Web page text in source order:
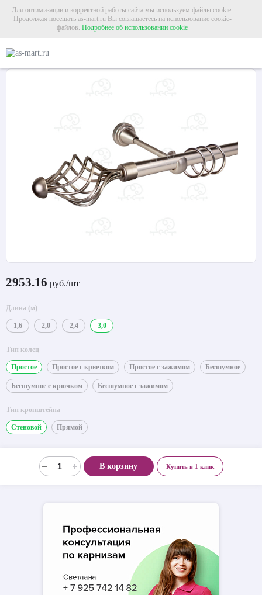
Для оптимизации и корректной работы сайта мы используем файлы cookie.
Продолжая посещать as-mart.ru Вы соглашаетесь на использование cookie-
файлов. Подробнее об использовании cookie
Карниз для штор однорядный «Ажур» Ø19Г сатин
2953.16 руб./шт
Длина (м)
1,6 2,0 2,4 3,0
Тип колец
Простое Простое с крючком Простое с зажимом Бесшумное
Бесшумное с крючком Бесшумное с зажимом
Тип кронштейна
Стеновой Прямой
В корзину Купить в 1 клик